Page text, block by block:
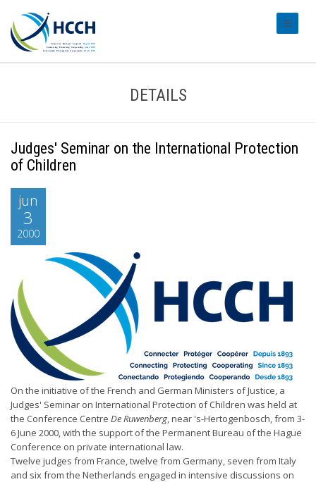
DETAILS
Judges' Seminar on the International Protection
of Children
jun
3
2000
On the initiative of the French and German Ministers of Justice, a
Judges' Seminar on International Protection of Children was held at
the Conference Centre De Ruwenberg, near 's-Hertogenbosch, from 3-
6 June 2000, with the support of the Permanent Bureau of the Hague
Conference on private international law.
Twelve judges from France, twelve from Germany, seven from Italy
and six from the Netherlands engaged in intensive discussions on